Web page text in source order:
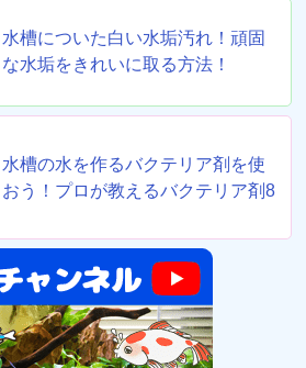
水槽についた白い水垢汚れ！頑固
な水垢をきれいに取る方法！
水槽の水を作るバクテリア剤を使
おう！プロが教えるバクテリア剤8